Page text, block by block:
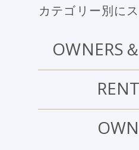
カテゴリー別に
OWNERS